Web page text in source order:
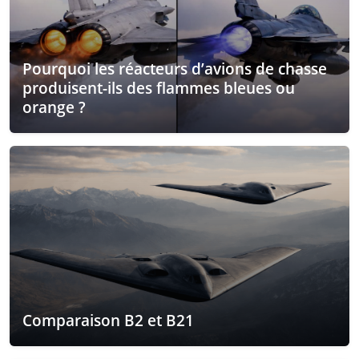
Pourquoi les réacteurs d’avions de chasse
produisent-ils des flammes bleues ou
orange ?
Comparaison B2 et B21